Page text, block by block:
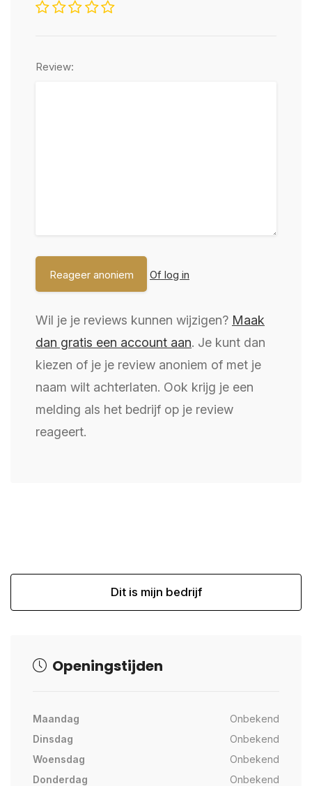
Review:
Of log in
Wil je je reviews kunnen wijzigen? Maak
dan gratis een account aan. Je kunt dan
kiezen of je je review anoniem of met je
naam wilt achterlaten. Ook krijg je een
melding als het bedrijf op je review
reageert.
Dit is mijn bedrijf
Openingstijden
Maandag
Onbekend
Dinsdag
Onbekend
Woensdag
Onbekend
Donderdag
Onbekend